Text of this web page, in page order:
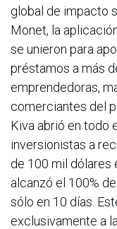
global de impacto
Monet, la
se unieron para
préstamos a más
emprendedoras,
comerciantes del
Kiva abrió en todo
inversionistas a
de 100 mil dólares
alcanzó el 100%
sólo en 10 días.
exclusivamente a